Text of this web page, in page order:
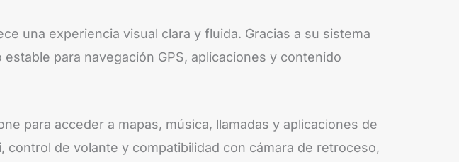
una experiencia visual clara y fluida. Gracias a su sistema
para navegación GPS, aplicaciones y contenido
para acceder a mapas, música, llamadas y aplicaciones de
de volante y compatibilidad con cámara de retroceso,